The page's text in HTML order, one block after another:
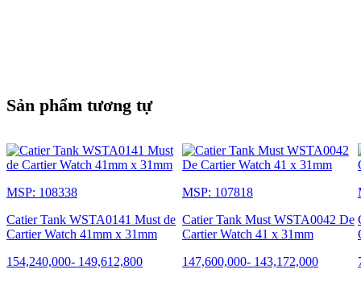
Sản phẩm tương tự
MSP: 108338
Catier Tank WSTA0141 Must de
Cartier Watch 41mm x 31mm
154,240,000- 149,612,800
MSP: 107818
Catier Tank Must WSTA0042 De
Cartier Watch 41 x 31mm
147,600,000- 143,172,000